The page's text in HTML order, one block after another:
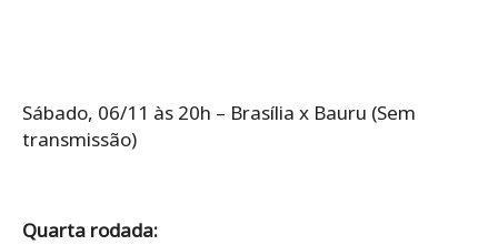
Sábado, 06/11 às 20h – Brasília x Bauru (Sem
transmissão)
Quarta rodada: